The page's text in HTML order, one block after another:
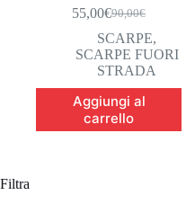
90,00€
Il
prezzo
originale
era:
90,00€.
55,00€Il
prezzo
attuale
è:
55,00€.
SCARPE,
SCARPE FUORI
STRADA
Aggiungi al
carrello
Filtra